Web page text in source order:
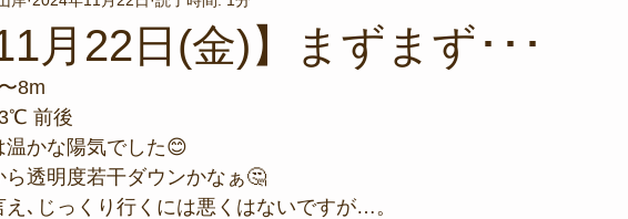
半島ジオパーク
バーベキュー スタッフが思うこと
11月22日(金)】まずまず･･･
8m
前後
温かな陽気でした😊
ら透明度若干ダウンかなぁ🤔
え､じっくり行くには悪くはないですが…。